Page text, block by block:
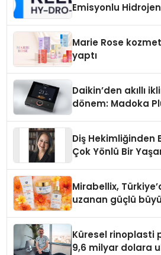
Emisyonlu
Marie Rose
yaptı
Daikin’den akıllı
dönem: Madoka
Diş Hekimliğinden
Çok Yönlü Bir
Mirabellix,
uzanan güçlü
Küresel rinoplasti
9,6 milyar dolara